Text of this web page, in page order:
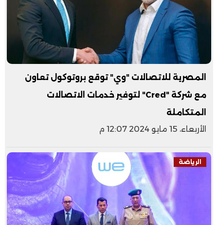
المصرية للاتصالات "وي" توقع بروتوكول تعاون
مع شركة "Cred" لتوفير خدمات الاتصالات
المتكاملة
الأربعاء، 15 مايو 2024 12:07 م
الرياضة